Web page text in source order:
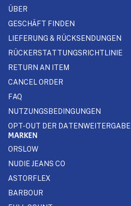
ÜBER
GESCHÄFT FINDEN
LIEFERUNG & RÜCKSENDUNGEN
RÜCKERSTATTUNGSRICHTLINIE
RETURN AN ITEM
CANCEL ORDER
FAQ
NUTZUNGSBEDINGUNGEN
OPT-OUT DER DATENWEITERGABE
MARKEN
ORSLOW
NUDIE JEANS CO
ASTORFLEX
BARBOUR